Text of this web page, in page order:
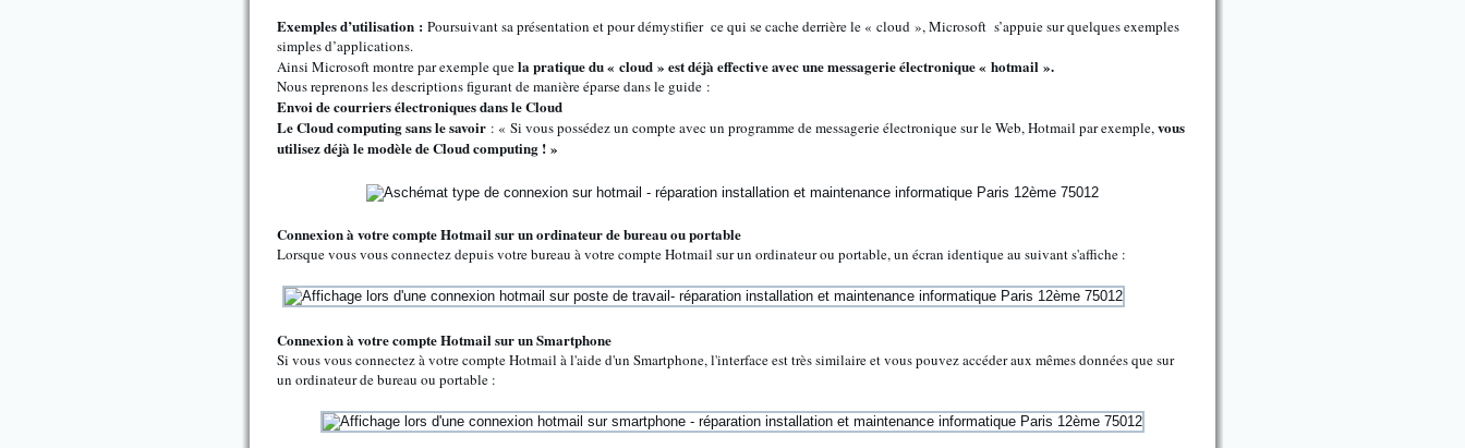
Exemples d’utilisation : Poursuivant sa présentation et pour démystifier ce qui se cache derrière le « cloud », Microsoft s’appuie sur quelques exemples
simples d’applications.
Ainsi Microsoft montre par exemple quelapratique du « cloud » est déjà effective avec une messagerie électronique « hotmail ».
Nous reprenons les descriptions figurant de manière éparse dans le guide :
Envoi de courriers électroniques dans le Cloud
Le Cloud computing sans le savoir : « Si vous possédez un compte avec un programme de messagerie électronique sur le Web, Hotmail par exemple,vous
utilisez déjà le modèle de Cloud computing ! »
Connexion à votre compte Hotmail sur un ordinateur de bureau ou portable
Lorsque vous vous connectez depuis votre bureau à votre compte Hotmail sur un ordinateur ou portable, un écran identique au suivant s'affiche :
Connexion à votre compte Hotmail sur un Smartphone
Si vous vous connectez à votre compte Hotmail à l'aide d'un Smartphone, l'interface est très similaire et vous pouvez accéder aux mêmes données que sur
un ordinateur de bureau ou portable :